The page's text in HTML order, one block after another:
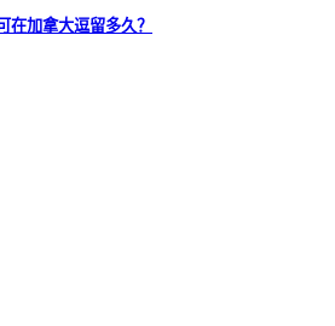
在加拿大逗留多久？